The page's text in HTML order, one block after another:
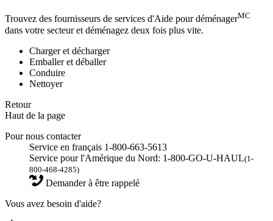
Trouvez des fournisseurs de services d'Aide pour déménagerMC
dans votre secteur et déménagez deux fois plus vite.
Charger et décharger
Emballer et déballer
Conduire
Nettoyer
Retour
Haut de la page
Pour nous contacter
Service en français 1-800-663-5613
Service pour l'Amérique du Nord: 1-800-GO-U-HAUL(1-
800-468-4285)
Demander à être rappelé
Vous avez besoin d'aide?